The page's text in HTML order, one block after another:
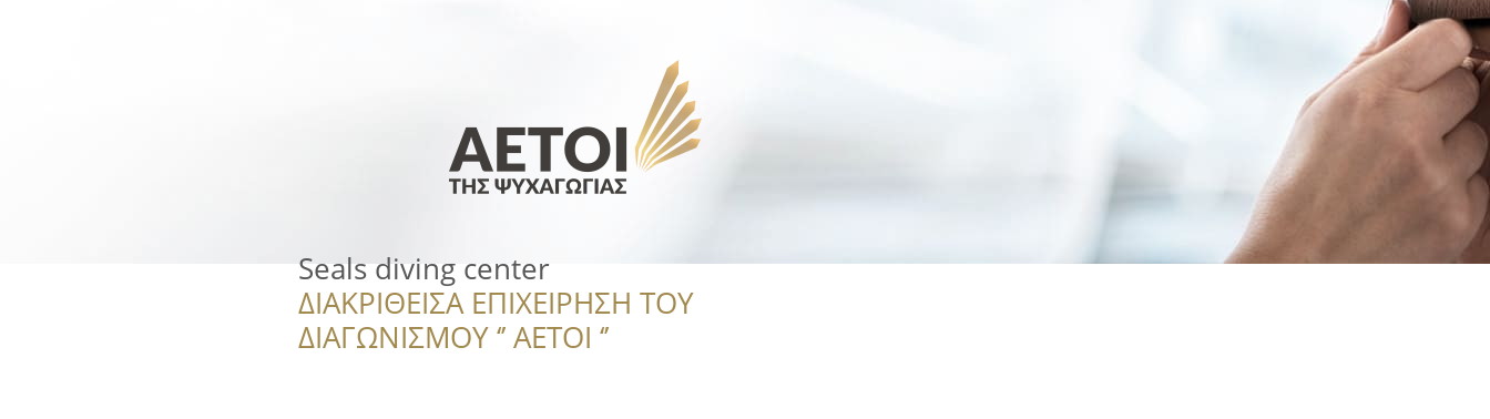
Seals diving center
ΔΙΑΚΡΙΘΕΙΣΑ ΕΠΙΧΕΙΡΗΣΗ ΤΟΥ
ΔΙΑΓΩΝΙΣΜΟΥ ‘’ ΑΕΤΟΙ ‘’